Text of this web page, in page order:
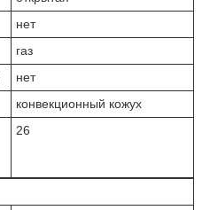
нет
газ
нет
конвекционный кожух
26